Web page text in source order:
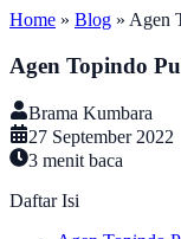
Home » Blog » Agen
Agen Topindo
Brama Kumbara
27 September 2022
3 menit baca
Daftar Isi